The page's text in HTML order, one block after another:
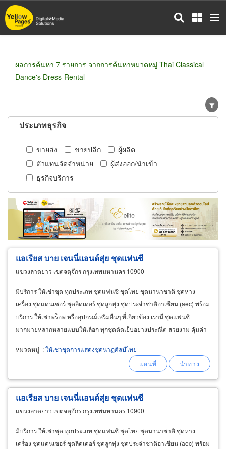
ข้าม
ไป
ผลการค้นหา 7 รายการ จากการค้นหาหมวดหมู่ Thai Classical
Dance's Dress-Rental
ประเภทธุรกิจ
ขายส่ง ขายปลีก
ผู้ผลิต
ตัวแทนจัดจำหน่าย
ผู้ส่งออก/นำเข้า
ธุรกิจบริการ
แอเรียส บาย เจนนี่แอนด์สุ่ย ชุดแฟนซี
แขวงลาดยาว เขตจตุจักร กรุงเทพมหานคร 10900
มีบริการ ให้เช่าชุด ทุกประเภท ชุดแฟนซี ชุดไทย ชุดนานาชาติ ชุดหาง
เครื่อง ชุดแดนเซอร์ ชุดลีดเดอร์ ชุดลูกทุ่ง ชุดประจำชาติอาเซียน (aec) พร้อม
บริการ ให้เช่าพร็อพ หรืออุปกรณ์เสริมอื่นๆ ที่เกี่ยวข้อง เรามี ชุดแฟนซี
มากมายหลากหลายแบบให้เลือก ทุกชุดตัดเย็บอย่างประณีต สวยงาม คุ้มค่า
ประสบการณ์แต่งหน้ามานาน
หมวดหมู่ :ให้เช่าชุดการแสดงชุดนาฏศิลป์ไทย
แอเรียส บาย เจนนี่แอนด์สุ่ย ชุดแฟนซี
แขวงลาดยาว เขตจตุจักร กรุงเทพมหานคร 10900
มีบริการ ให้เช่าชุด ทุกประเภท ชุดแฟนซี ชุดไทย ชุดนานาชาติ ชุดหาง
เครื่อง ชุดแดนเซอร์ ชุดลีดเดอร์ ชุดลูกทุ่ง ชุดประจำชาติอาเซียน (aec) พร้อม